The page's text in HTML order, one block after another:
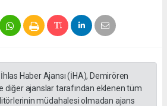
Haber Ajansı (İHA), Demirören
diğer ajanslar tarafından eklenen tüm
müdahalesi olmadan ajans